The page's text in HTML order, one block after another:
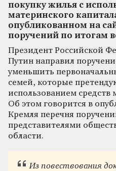
покупку жилья с
материнского
опубликованном на
поручений по итогам
Президент Российской
Путин направил
уменьшить
семей, которые
использованием средств
Об этом говорится в
Кремля перечня
представителями
области.
Из повествования